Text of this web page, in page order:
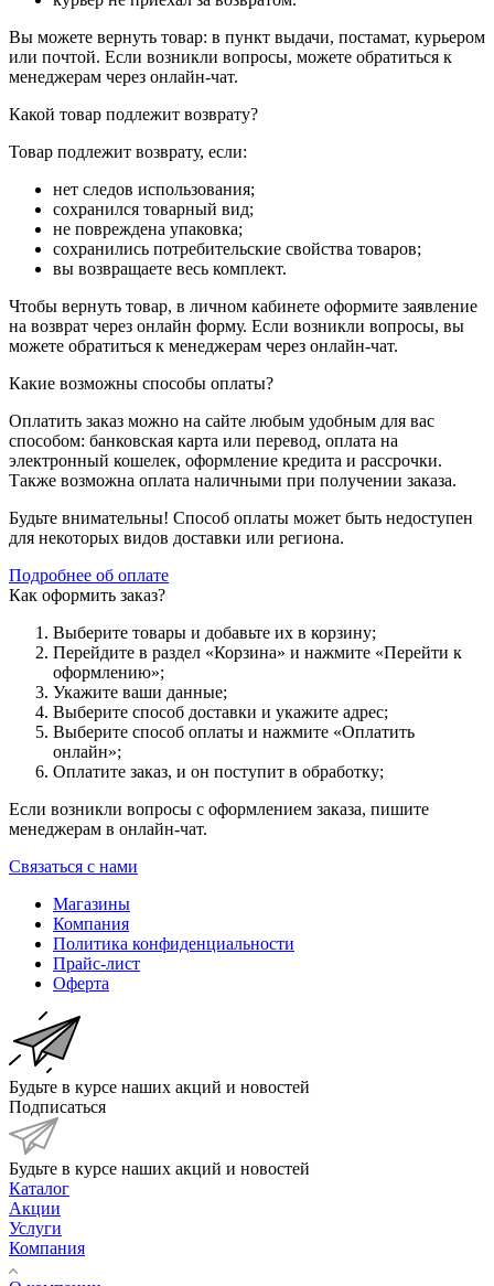
Вы можете вернуть товар: в пункт выдачи, постамат, курьером
или почтой. Если возникли вопросы, можете обратиться к
менеджерам через онлайн-чат.
Какой товар подлежит возврату?
Товар подлежит возврату, если:
нет следов использования;
сохранился товарный вид;
не повреждена упаковка;
сохранились потребительские свойства товаров;
вы возвращаете весь комплект.
Чтобы вернуть товар, в личном кабинете оформите заявление
на возврат через онлайн форму. Если возникли вопросы, вы
можете обратиться к менеджерам через онлайн-чат.
Какие возможны способы оплаты?
Оплатить заказ можно на сайте любым удобным для вас
способом: банковская карта или перевод, оплата на
электронный кошелек, оформление кредита и рассрочки.
Также возможна оплата наличными при получении заказа.
Будьте внимательны! Способ оплаты может быть недоступен
для некоторых видов доставки или региона.
Подробнее об оплате
Как оформить заказ?
Выберите товары и добавьте их в корзину;
Перейдите в раздел «Корзина» и нажмите «Перейти к
оформлению»;
Укажите ваши данные;
Выберите способ доставки и укажите адрес;
Выберите способ оплаты и нажмите «Оплатить
онлайн»;
Оплатите заказ, и он поступит в обработку;
Если возникли вопросы с оформлением заказа, пишите
менеджерам в онлайн-чат.
Связаться с нами
Магазины
Компания
Политика конфиденциальности
Прайс-лист
Оферта
Будьте в курсе наших акций и новостей
Подписаться
Будьте в курсе наших акций и новостей
Каталог
Акции
Услуги
Компания